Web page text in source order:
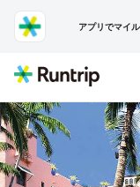
アプリでマイ